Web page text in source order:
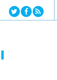
Jump to